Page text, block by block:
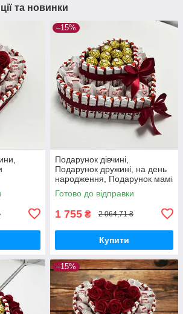
та новинки
–15%
Подарунок дівчині,
Подарунок дружині, на день
народження, Подарунок мамі
на день народження, подрузі,
сестрі, доньці
Готово до відправки
1 755 ₴ 2 064,71 ₴
Купити
–15%